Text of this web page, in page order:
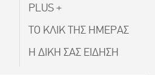
PLUS +
ΤΟ ΚΛΙΚ ΤΗΣ ΗΜΕΡΑΣ
Η ΔΙΚΗ ΣΑΣ ΕΙΔΗΣΗ